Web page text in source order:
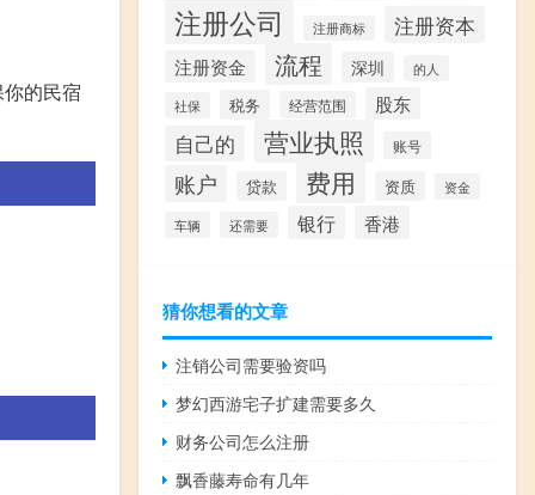
的民宿
注册公司 注册商标 注册资本
注册资金 流程 深圳
的人
社保
税务 经营范围 股东
自己的 营业执照 账号
账户 贷款 费用 资质
资金
车辆
还需要 银行 香港
猜你想看的文章
注销公司需要验资吗
梦幻西游宅子扩建需要多久
财务公司怎么注册
飘香藤寿命有几年